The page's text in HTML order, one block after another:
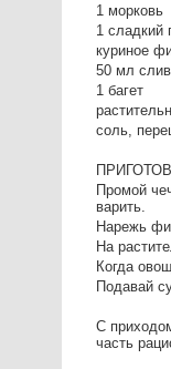
1 морковь
1 сладкий
куриное
50 мл
1 багет
соль,
Промой
варить.
Нарежь
На
Когда
Подавай
С
часть